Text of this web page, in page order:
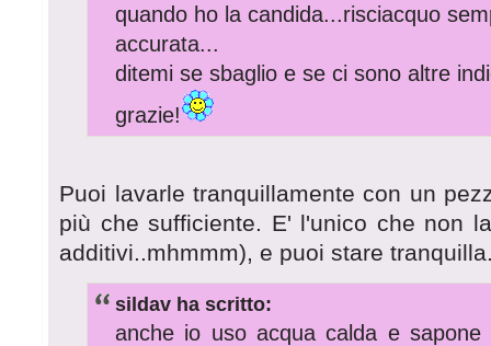
quando ho la candida...risciacquo
accurata...
ditemi se sbaglio e se ci sono altre
grazie!
Puoi lavarle tranquillamente con un
più che sufficiente. E' l'unico che non
additivi..mhmmm), e puoi stare
sildav ha scritto:
anche io uso acqua calda e